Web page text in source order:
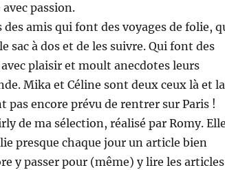
passion.
amis qui font des voyages de folie,
sac à dos et de les suivre. Qui font des
plaisir et moult anecdotes leurs
Mika et Céline sont deux ceux là et la
pas encore prévu de rentrer sur Paris !
de ma sélection, réalisé par Romy.
presque chaque jour un article bien
y passer pour (même) y lire les articles